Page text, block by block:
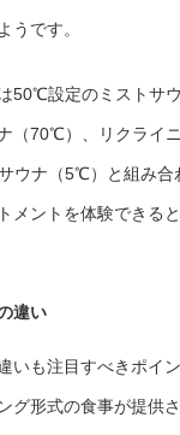
うです。
50℃設定のミストサ
（70℃）、リクライ
ウナ（5℃）と組み合
メントを体験できる
違い
いも注目すべきポイ
グ形式の食事が提供